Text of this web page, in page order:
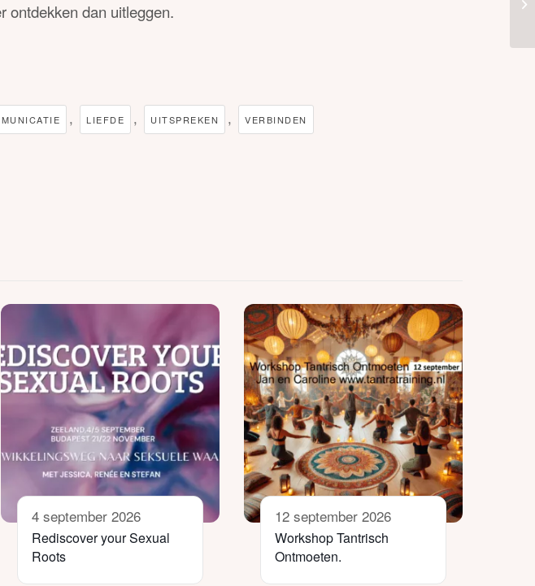
ontdekken dan uitleggen.
, LIEFDE , UITSPREKEN , VERBINDEN
4 september 2026
Rediscover your Sexual
Roots
12 september 2026
Workshop Tantrisch
Ontmoeten.